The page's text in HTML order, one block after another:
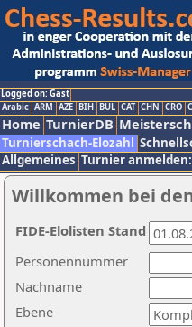
Logged on: Gast
Arabic ARM AZE BIH BUL CAT CHN CRO
Home TurnierDB
Turnierschach-Elozahl
Allgemeines Turnier anmelden:
Willkommen bei
Nachname
Ebene
Personennummer
FIDE-Elolisten Stand